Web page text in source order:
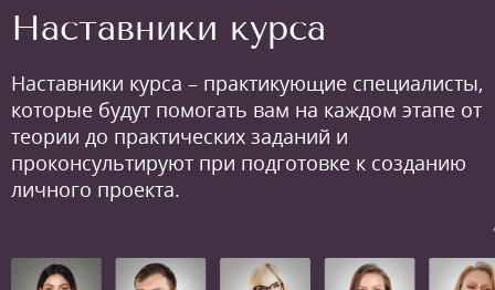
Наставники курса
Наставники курса – практикующие специалисты,
которые будут помогать вам на каждом этапе от
теории до практических заданий и
проконсультируют при подготовке к созданию
личного проекта.